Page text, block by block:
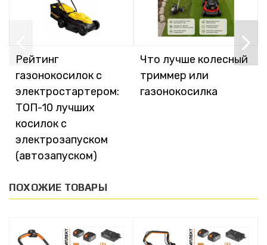
Рейтинг
газонокосилок с
электростартером:
ТОП-10 лучших
косилок с
электрозапуском
(автозапуском)
Что лучше колесный
триммер или
газонокосилка
ПОХОЖИЕ ТОВАРЫ